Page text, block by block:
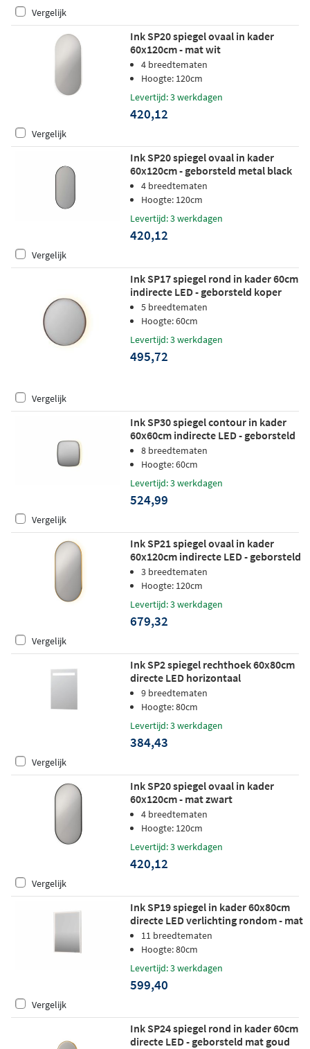
Vergelijk
Ink SP20 spiegel ovaal in kader
60x120cm - mat wit
4 breedtematen
Hoogte: 120cm
Levertijd: 3 werkdagen
420,12
Vergelijk
Ink SP20 spiegel ovaal in kader
60x120cm - geborsteld metal black
4 breedtematen
Hoogte: 120cm
Levertijd: 3 werkdagen
420,12
Vergelijk
Ink SP17 spiegel rond in kader 60cm
indirecte LED - geborsteld koper
5 breedtematen
Hoogte: 60cm
Levertijd: 3 werkdagen
495,72
Vergelijk
Ink SP30 spiegel contour in kader
60x60cm indirecte LED - geborsteld
RVS8 breedtematen
Hoogte: 60cm
Levertijd: 3 werkdagen
524,99
Vergelijk
Ink SP21 spiegel ovaal in kader
60x120cm indirecte LED - geborsteld
mat goud
3 breedtematen
Hoogte: 120cm
Levertijd: 3 werkdagen
679,32
Vergelijk
Ink SP2 spiegel rechthoek 60x80cm
directe LED horizontaal
9 breedtematen
Hoogte: 80cm
Levertijd: 3 werkdagen
384,43
Vergelijk
Ink SP20 spiegel ovaal in kader
60x120cm - mat zwart
4 breedtematen
Hoogte: 120cm
Levertijd: 3 werkdagen
420,12
Vergelijk
Ink SP19 spiegel in kader 60x80cm
directe LED verlichting rondom - mat
wit11 breedtematen
Hoogte: 80cm
Levertijd: 3 werkdagen
599,40
Vergelijk
Ink SP24 spiegel rond in kader 60cm
directe LED - geborsteld mat goud